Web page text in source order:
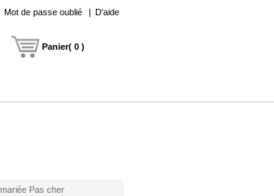
Mot de passe oublié | D'aide
Panier( 0 )
Pas cher